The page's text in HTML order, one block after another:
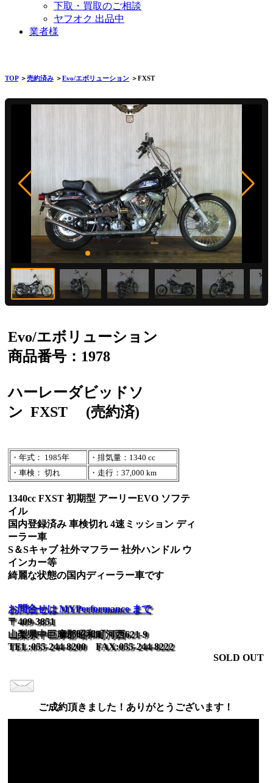
下取・買取のご相談
ヤフオク 出品中
業者様
TOP＞売約済み ＞Evo/エボリューション ＞FXST
Evo/エボリューション
商品番号：1978
ハーレーダビッドソ
ン FXST (売約済)
・年式： 1985年
・排気量：1340 cc
・車検： 切れ
・走行：37,000 km
1340cc FXST 初期型 アーリーEVO ソフテ
イル
国内登録済み 車検切れ 4速ミッション ディ
ーラー車
S＆Sキャブ 社外マフラー 社外ハンドル ウ
インカー等
綺麗な状態の国内ディーラー車です
お問合せは MYPerformance まで
〒409-3851
山梨県中巨摩郡昭和町河西621-9
TEL:055-244-8200 FAX:055-244-8222
SOLD OUT
ご成約頂きました！ありがとうございます！